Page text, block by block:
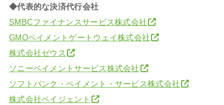
◆代表的な決済代行会社
SMBCファイナンスサービス株式会社
GMOペイメントゲートウェイ株式会社
株式会社ゼウス
ソニーペイメントサービス株式会社
ソフトバンク・ペイメント・サービス株式会社
株式会社ペイジェント